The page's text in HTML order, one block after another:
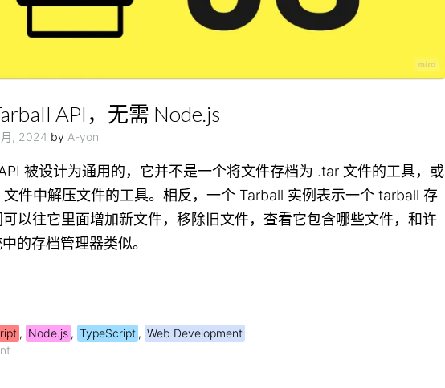
API，无需 Node.js
, 2024 by A-yon
被设计为通用的，它并不是一个将文件存档为 .tar 文件的工具，或
件中解压文件的工具。相反，一个 Tarball 实例表示一个 tarball 存
以往它里面增加新文件，移除旧文件，查看它包含哪些文件，和许
的存档管理器类似。
, Node.js , TypeScript , Web Development